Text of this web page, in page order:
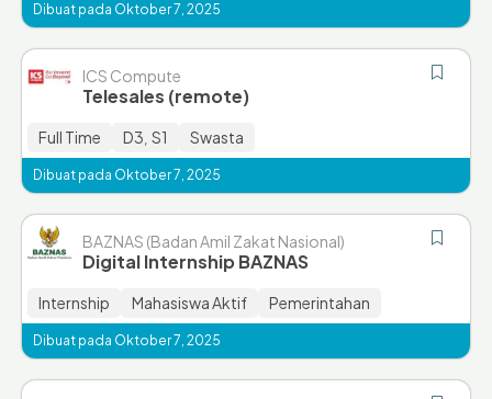
Dibuat pada Oktober 7, 2025
ICS Compute
Telesales (remote)
Full Time D3 S1 Swasta
Dibuat pada Oktober 7, 2025
BAZNAS (Badan Amil Zakat Nasional)
Digital Internship BAZNAS
Internship Mahasiswa Aktif Pemerintahan
Dibuat pada Oktober 7, 2025